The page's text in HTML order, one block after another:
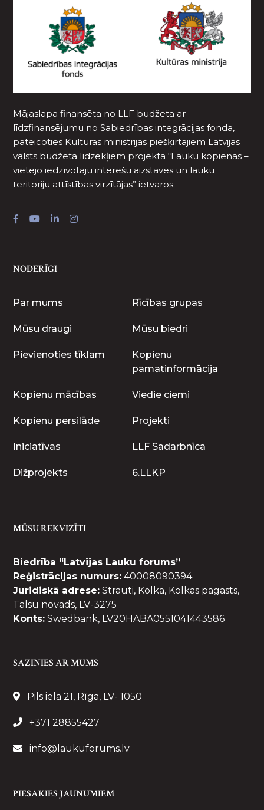
Mājaslapa finansēta no LLF budžeta ar
līdzfinansējumu no Sabiedrības integrācijas fonda,
pateicoties Kultūras ministrijas piešķirtajiem Latvijas
valsts budžeta līdzekļiem projekta “Lauku kopienas –
vietējo iedzīvotāju interešu aizstāves un lauku
teritoriju attīstības virzītājas” ietvaros.
NODERĪGI
Par mums Rīcības grupas
Mūsu draugi Mūsu biedri
Pievienoties tīklam
Kopienu
pamatinformācija
Kopienu mācības Viedie ciemi
Kopienu persilāde Projekti
Iniciatīvas LLF Sadarbnīca
Dižprojekts 6.LLKP
MŪSU REKVIZĪTI
Biedrība “Latvijas Lauku forums”
Reģistrācijas numurs: 40008090394
Juridiskā adrese: Strauti, Kolka, Kolkas pagasts,
Talsu novads, LV-3275
Konts: Swedbank, LV20HABA0551041443586
SAZINIES AR MUMS
Pils iela 21, Rīga, LV- 1050
+371 28855427
info@laukuforums.lv
PIESAKIES JAUNUMIEM